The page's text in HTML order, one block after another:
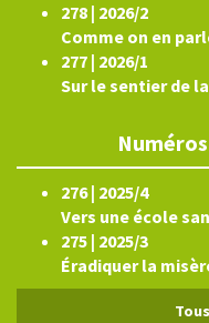
278 | 2026/2
Comme on en
277 | 2026/1
Sur le sentier de
276 | 2025/4
Vers une école
275 | 2025/3
Éradiquer la